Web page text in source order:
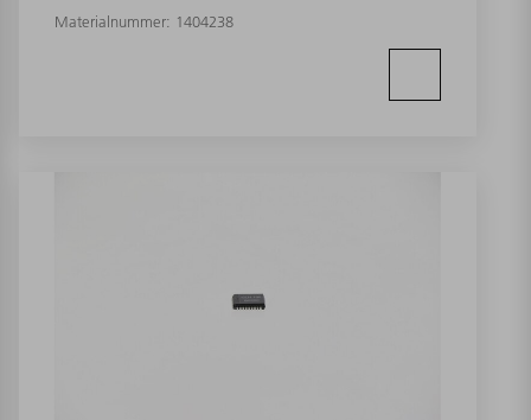
Materialnummer: 1404238